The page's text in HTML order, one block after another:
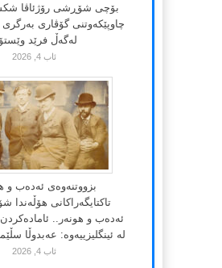
بۆچی شۆڕشی رۆژئاڤا
چاوپێکەوتنی گۆڤاری
لەگەڵ فرێد
ئاب 4, 2026
بزووتنەوەی ئەدەب و
تاکتایگەراکانی هۆڵەندا
ئەدەب و هونەر..
لە ئینگلیزییەوە: عەبدوڵا
ئاب 4, 2026